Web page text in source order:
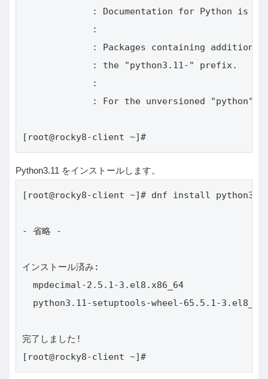
: Documentation for Python is
             :
: Packages containing
             : the "python3.11-" prefix.
             :
: For the unversioned "python"
[root@rocky8-client ~]#
Python3.11 をインストールします。
[root@rocky8-client ~]# dnf install
- 省略 -
インストール済み:
mpdecimal-2.5.1-3.el8.x86_64
python3.11-setuptools-wheel-65.5.1-
完了しました!
[root@rocky8-client ~]#